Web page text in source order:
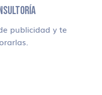
publicidad y te